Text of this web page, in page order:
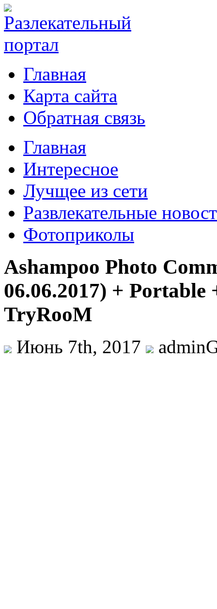
Главная
Карта сайта
Обратная связь
Главная
Интересное
Лучщее из сети
Развлекательные
Фотоприколы
Ashampoo Photo
06.06.2017) + Portable
TryRooM
Июнь 7th, 2017